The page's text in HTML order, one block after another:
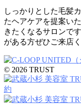
しっかりとした毛髪
たヘアケアを提案い
きたくなるサロンで
がある方ぜひご来店く
© 2026 TRUST
約